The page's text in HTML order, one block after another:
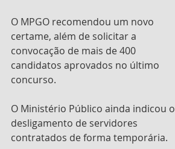
O MPGO recomendou um novo
certame, além de solicitar a
convocação de mais de 400
candidatos aprovados no último
concurso.
O Ministério Público ainda indicou o
desligamento de servidores
contratados de forma temporária.